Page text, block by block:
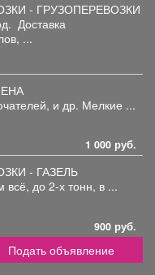
- ГРУЗОПЕРЕВОЗКИ
Доставка
...
и др. Мелкие ...
1 000 руб.
- ГАЗЕЛЬ
всё, до 2-х тонн, в ...
900 руб.
Подать объявление